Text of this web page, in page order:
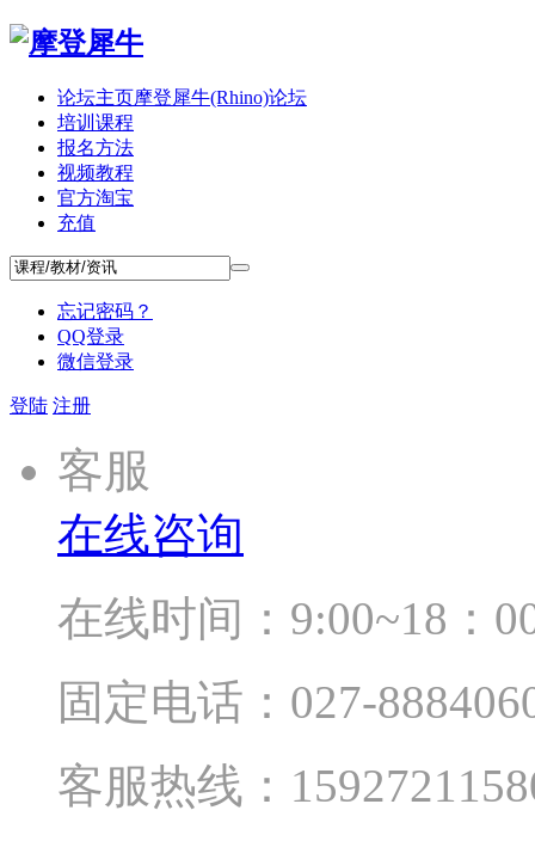
论坛主页摩登犀牛(Rhino)论坛
培训课程
报名方法
视频教程
官方淘宝
充值
忘记密码？
QQ登录
微信登录
登陆 注册
客服
在线咨询
在线时间：9:00~18：
固定电话：027-
客服热线：